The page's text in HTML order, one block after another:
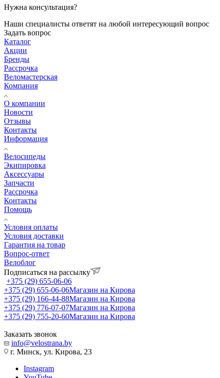
Нужна консультация?
Наши специалисты ответят на любой интересующий вопрос
Задать вопрос
Каталог
Акции
Бренды
Рассрочка
Веломастерская
Компания
О компании
Новости
Отзывы
Контакты
Информация
Велосипеды
Экипировка
Аксессуары
Запчасти
Рассрочка
Контакты
Помощь
Условия оплаты
Условия доставки
Гарантия на товар
Вопрос-ответ
Велоблог
Подписаться на рассылку
+375 (29) 655-06-06
+375 (29) 655-06-06Магазин на Кирова
+375 (29) 166-44-88Магазин на Кирова
+375 (29) 776-07-07Магазин на Кирова
+375 (29) 755-20-60Магазин на Кирова
Заказать звонок
info@velostrana.by
г. Минск, ул. Кирова, 23
Instagram